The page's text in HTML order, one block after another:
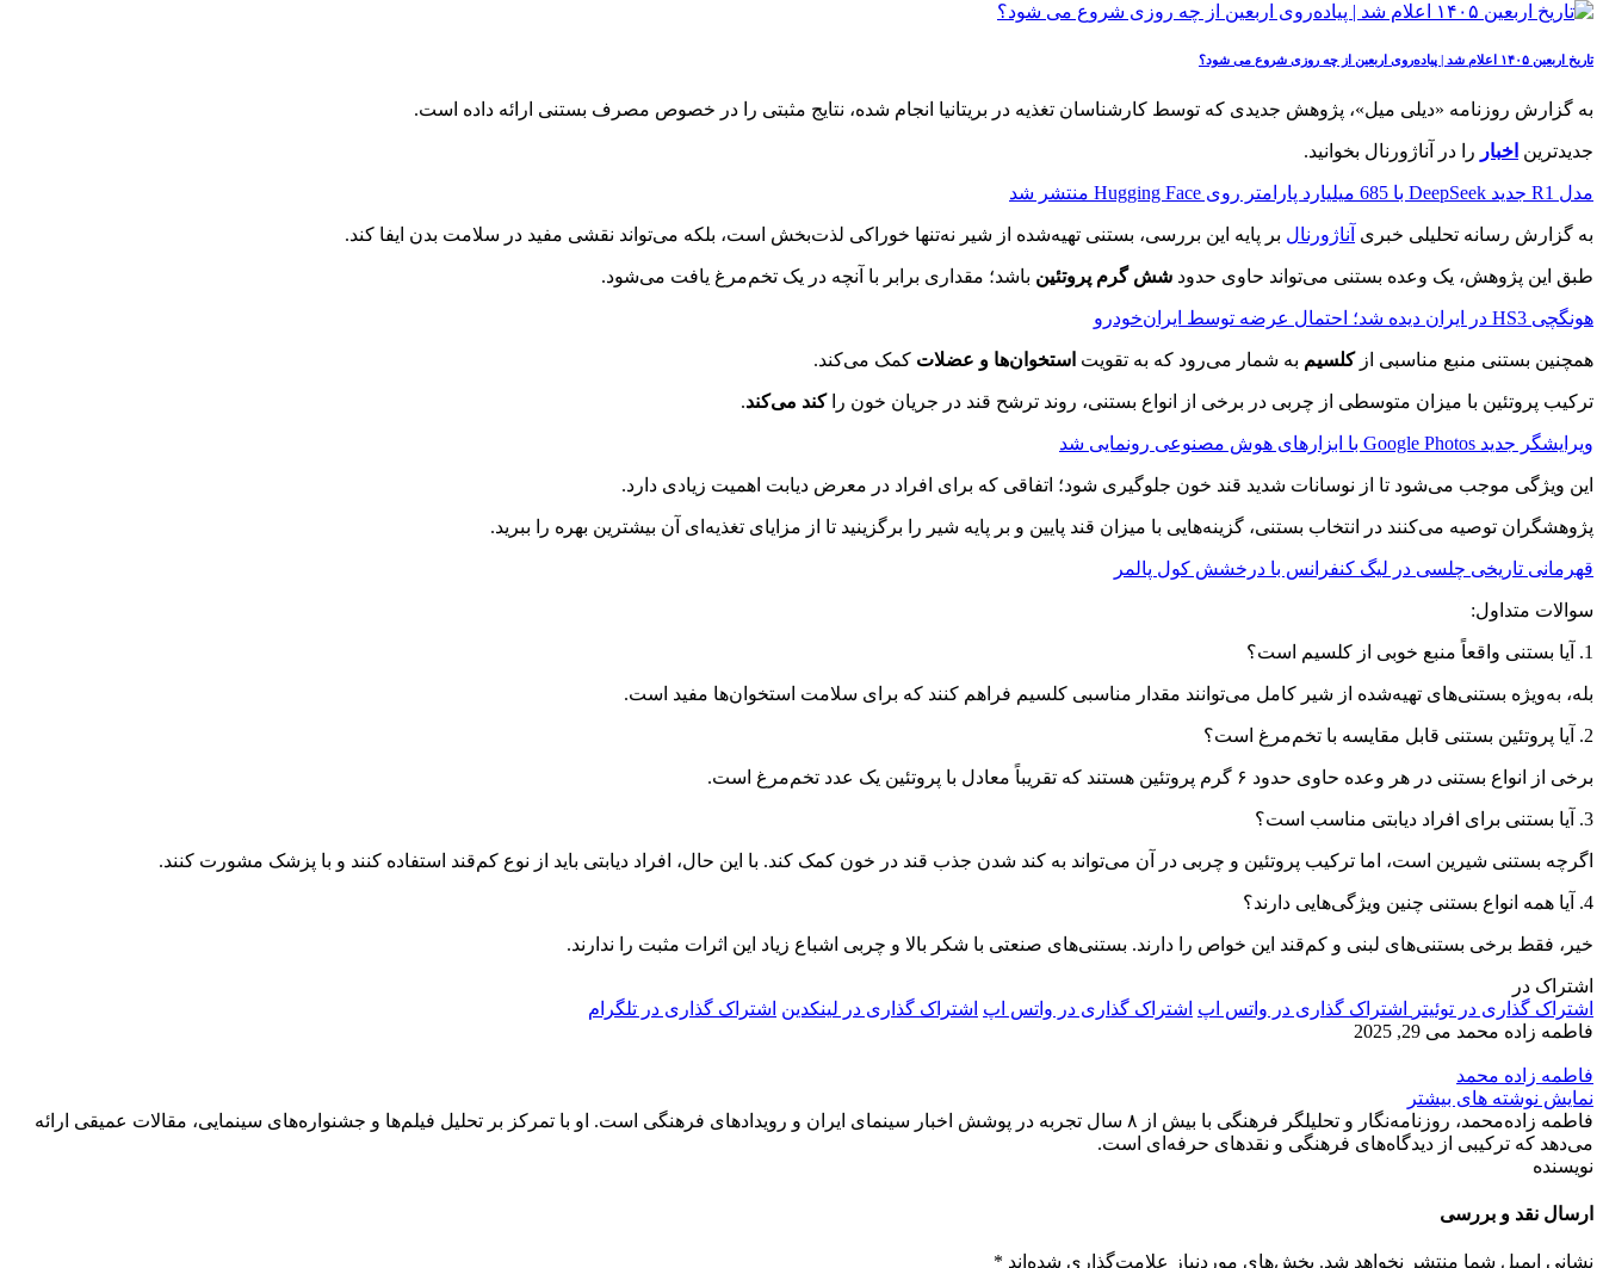
تاریخ اربعین ۱۴۰۵ اعلام شد | پیاده‌روی اربعین از چه روزی شروع می‌ شود؟
به گزارش روزنامه «دیلی میل»، پژوهش جدیدی که توسط کارشناسان تغذیه در بریتانیا انجام شده، نتایج مثبتی را در خصوص مصرف بستنی ارائه داده است.
جدیدترین اخبار را در آناژورنال بخوانید.
مدل R1 جدید DeepSeek با 685 میلیارد پارامتر روی Hugging Face منتشر شد
به گزارش رسانه تحلیلی خبری آناژورنال بر پایه این بررسی، بستنی تهیه‌شده از شیر نه‌تنها خوراکی لذت‌بخش است، بلکه می‌تواند نقشی مفید در سلامت بدن ایفا کند.
طبق این پژوهش، یک وعده بستنی می‌تواند حاوی حدود شش گرم پروتئین باشد؛ مقداری برابر با آنچه در یک تخم‌مرغ یافت می‌شود.
هونگچی HS3 در ایران دیده شد؛ احتمال عرضه توسط ایران‌خودرو
همچنین بستنی منبع مناسبی ازکلسیم به شمار می‌رود که به تقویت استخوان‌ها و عضلات کمک می‌کند.
ترکیب پروتئین با میزان متوسطی از چربی در برخی از انواع بستنی، روند ترشح قند در جریان خون راکند می‌کند.
ویرایشگر جدید Google Photos با ابزارهای هوش مصنوعی رونمایی شد
این ویژگی موجب می‌شود تا از نوسانات شدید قند خون جلوگیری شود؛ اتفاقی که برای افراد در معرض دیابت اهمیت زیادی دارد.
پژوهشگران توصیه می‌کنند در انتخاب بستنی، گزینه‌هایی با میزان قند پایین و بر پایه شیر را برگزینید تا از مزایای تغذیه‌ای آن بیشترین بهره را ببرید.
قهرمانی تاریخی چلسی در لیگ کنفرانس با درخشش کول پالمر
سوالات متداول:
1. آیا بستنی واقعاً منبع خوبی از کلسیم است؟
بله، به‌ویژه بستنی‌های تهیه‌شده از شیر کامل می‌توانند مقدار مناسبی کلسیم فراهم کنند که برای سلامت استخوان‌ها مفید است.
2. آیا پروتئین بستنی قابل مقایسه با تخم‌مرغ است؟
برخی از انواع بستنی در هر وعده حاوی حدود ۶ گرم پروتئین هستند که تقریباً معادل با پروتئین یک عدد تخم‌مرغ است.
3. آیا بستنی برای افراد دیابتی مناسب است؟
اگرچه بستنی شیرین است، اما ترکیب پروتئین و چربی در آن می‌تواند به کند شدن جذب قند در خون کمک کند. با این حال، افراد دیابتی باید از نوع کم‌قند استفاده کنند و با پزشک مشورت کنند.
4. آیا همه انواع بستنی چنین ویژگی‌هایی دارند؟
خیر، فقط برخی بستنی‌های لبنی و کم‌قند این خواص را دارند. بستنی‌های صنعتی با شکر بالا و چربی اشباع زیاد این اثرات مثبت را ندارند.
اشتراک در
اشتراک گذاری در توئیتر
اشتراک گذاری در واتس اپ اشتراک گذاری در واتس اپ اشتراک گذاری در لینکدین اشتراک گذاری در تلگرام
فاطمه زاده محمد می 29, 2025
فاطمه زاده محمد
نمایش نوشته های بیشتر
فاطمه زاده‌محمد، روزنامه‌نگار و تحلیلگر فرهنگی با بیش از ۸ سال تجربه در پوشش اخبار سینمای ایران و رویدادهای فرهنگی است. او با تمرکز بر تحلیل فیلم‌ها و جشنواره‌های سینمایی، مقالات عمیقی ارائه
می‌دهد که ترکیبی از دیدگاه‌های فرهنگی و نقدهای حرفه‌ای است.
نویسنده
ارسال نقد و بررسی
نشانی ایمیل شما منتشر نخواهد شد. بخش‌های موردنیاز علامت‌گذاری شده‌اند *